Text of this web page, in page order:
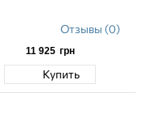
Отзывы (0)
11 925 грн
Купить